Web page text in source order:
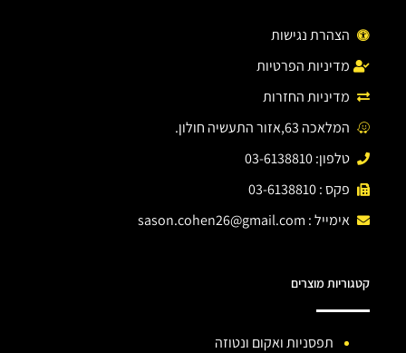
הצהרת נגישות
מדיניות הפרטיות
מדיניות החזרות
המלאכה 63,אזור התעשיה חולון.
טלפון: 03-6138810
פקס : 03-6138810
אימייל : sason.cohen26@gmail.com
קטגוריות מוצרים
תפסניות ואקום ונטוזה